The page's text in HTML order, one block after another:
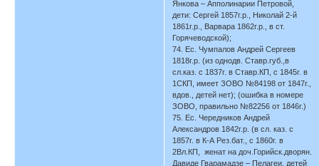
Янкова – Апполинарии Петровой,
дети: Сергей 1857г.р., Николай 2-й
1861г.р., Варвара 1862г.р., в ст.
Горячеводской);
74. Ес. Чумпалов Андрей Сергеев
1818г.р. (из однодв. Ставр.губ.,в
сл.каз. с 1837г. в Ставр.КП, с 1845г. в
1СКП, имеет ЗОВО №84198 от 1847г.,
вдов., детей нет); (ошибка в номере
ЗОВО, правильно №82256 от 1846г.)
75. Ес. Чередников Андрей
Александров 1842г.р. (в сл. каз. с
1857г. в К-А Рез.бат., с 1860г. в
2Вл.КП, женат на доч.Горийск.дворян.
Давиде Гварамадзе – Пелагеи, детей